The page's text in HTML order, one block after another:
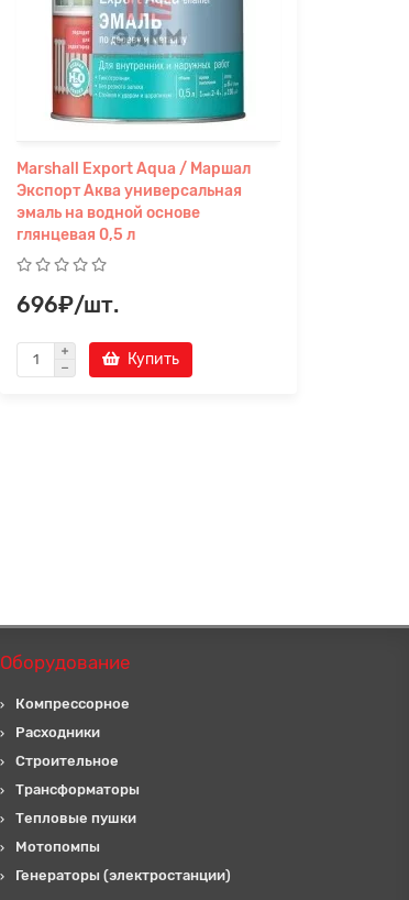
Marshall Export Aqua / Маршал
Экспорт Аква универсальная
эмаль на водной основе
глянцевая 0,5 л
696₽/шт.
Купить
Оборудование
Компрессорное
Расходники
Строительное
Трансформаторы
Тепловые пушки
Мотопомпы
Генераторы (электростанции)